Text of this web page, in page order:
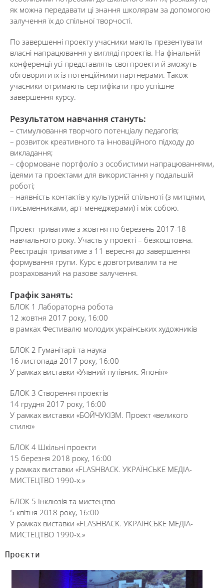
як можна передавати ці знання школярам за допомогою
залучення їх до спільної творчості.
По завершенні проекту учасники мають презентувати
власні напрацювання у вигляді проектів. На фінальній
конференції усі представлять свої проекти й зможуть
обговорити їх із потенційними партнерами. Також
учасники отримають сертифікати про успішне
завершення курсу.
Результатом навчання стануть:
– стимулювання творчого потенціалу педагогів;
– розвиток креативного та інноваційного підходу до
викладання;
– сформоване портфоліо з особистими напрацюваннями,
ідеями та проектами для використання у подальшій
роботі;
– наявність контактів у культурній спільноті (з митцями,
письменниками, арт-менеджерами) і між собою.
Проект триватиме з жовтня по березень 2017-18
навчального року. Участь у проекті – безкоштовна.
Реєстрація триватиме з 11 вересня до завершення
формування групи. Курс є довготривалим та не
розрахований на разове залучення.
Графік занять:
БЛОК 1 Лабораторна робота
12 жовтня 2017 року, 16:00
в рамках Фестивалю молодих українських художників
БЛОК 2 Гуманітарії та наука
16 листопада 2017 року, 16:00
У рамках виставки «Уявний путівник. Японія»
БЛОК 3 Створення проектів
14 грудня 2017 року, 16:00
У рамках виставки «БОЙЧУКІЗМ. Проект «великого
стилю»
БЛОК 4 Шкільні проекти
15 березня 2018 року, 16:00
у рамках виставки «FLASHBACK. УКРАЇНСЬКЕ МЕДІА-
МИСТЕЦТВО 1990-х.»
БЛОК 5 Інклюзія та мистецтво
5 квітня 2018 року, 16:00
У рамках виставки «FLASHBACK. УКРАЇНСЬКЕ МЕДІА-
МИСТЕЦТВО 1990-х.»
Проєкти